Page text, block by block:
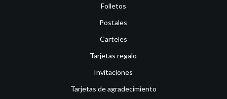
Folletos
Postales
Carteles
Tarjetas regalo
Invitaciones
Tarjetas de agradecimiento